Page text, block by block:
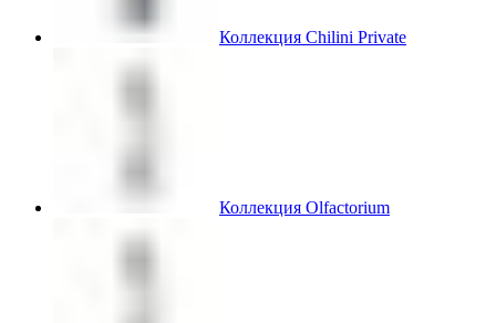
Коллекция Chilini Private
Коллекция Olfactorium